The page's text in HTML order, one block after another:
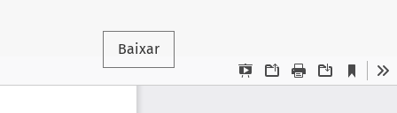
Baixar